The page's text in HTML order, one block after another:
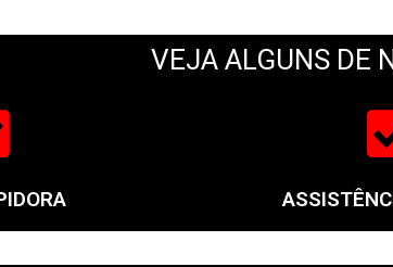
VEJA ALGUNS DE